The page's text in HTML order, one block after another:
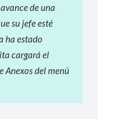
de una
su jefe esté
ha estado
cargará el
Anexos del menú